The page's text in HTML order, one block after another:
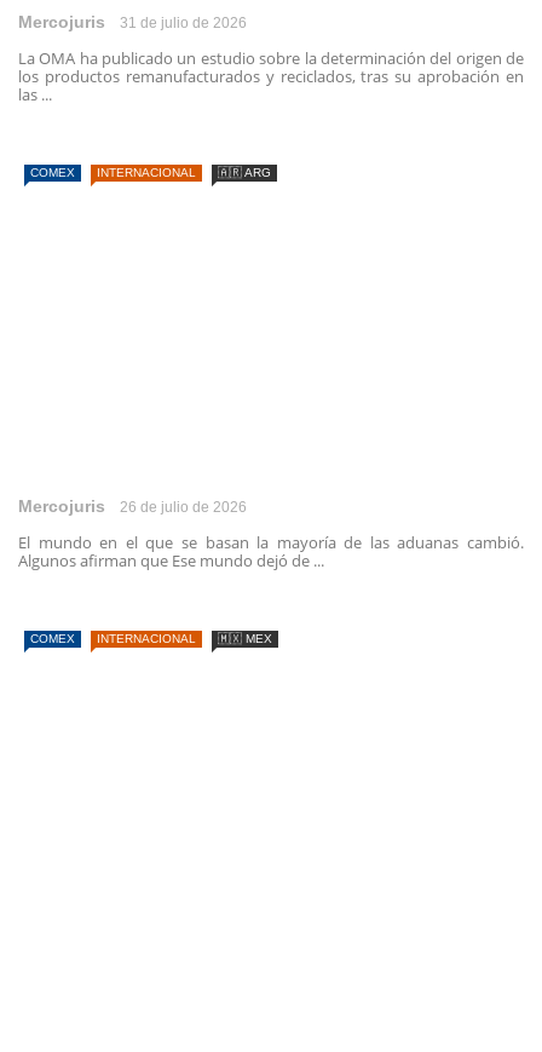
Mercojuris 31 de julio de 2026
La OMA ha publicado un estudio sobre la determinación del origen de
los productos remanufacturados y reciclados, tras su aprobación en
las ...
COMEX INTERNACIONAL 🇦🇷 ARG
Mercojuris 26 de julio de 2026
El mundo en el que se basan la mayoría de las aduanas cambió.
Algunos afirman que Ese mundo dejó de ...
COMEX INTERNACIONAL 🇲🇽 MEX